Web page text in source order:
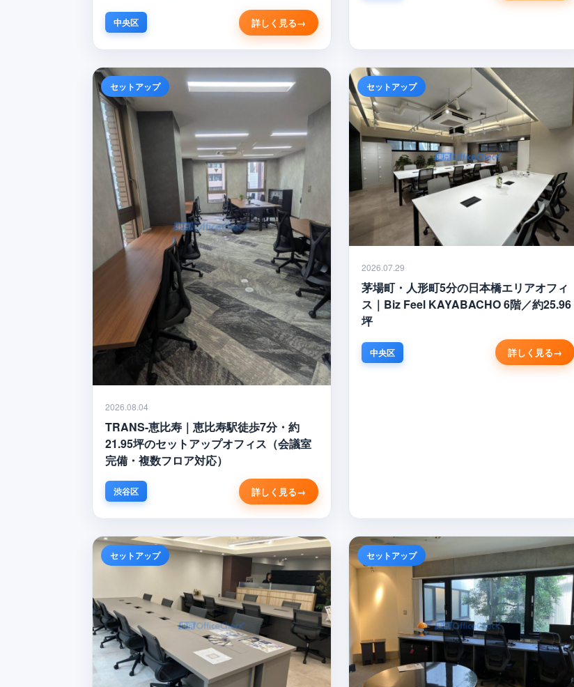
中央区 詳しく見る
セットアップ
2026.08.04
TRANS-恵比寿｜恵比寿駅徒歩7分・約
21.95坪のセットアップオフィス（会議室
完備・複数フロア対応）
渋谷区 詳しく見る
セットアップ
2026.07.29
茅場町・人形町5分の日本橋エリアオフィ
ス｜Biz Feel KAYABACHO 6階／約25.96
坪
中央区 詳しく見る
セットアップ セットアップ